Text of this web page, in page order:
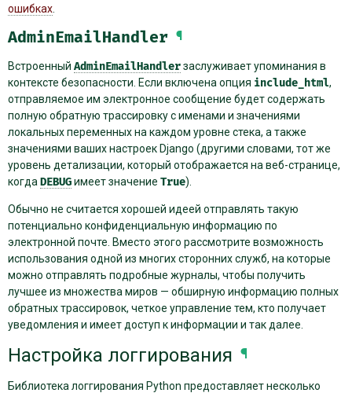
ошибках
AdminEmailHandler ¶
Встроенный AdminEmailHandlerзаслуживает упоминания в
контексте безопасности. Если включена опция include_html,
отправляемое им электронное сообщение будет содержать
полную обратную трассировку с именами и значениями
локальных переменных на каждом уровне стека, а также
значениями ваших настроек Django (другими словами, тот же
уровень детализации, который отображается на веб-странице,
когда DEBUGимеет значение True).
Обычно не считается хорошей идеей отправлять такую ​​
потенциально конфиденциальную информацию по
электронной почте. Вместо этого рассмотрите возможность
использования одной из многих сторонних служб, на которые
можно отправлять подробные журналы, чтобы получить
лучшее из множества миров — обширную информацию полных
обратных трассировок, четкое управление тем, кто получает
уведомления и имеет доступ к информации и так далее.
Настройка логгирования ¶
Библиотека логгирования Python предоставляет несколько